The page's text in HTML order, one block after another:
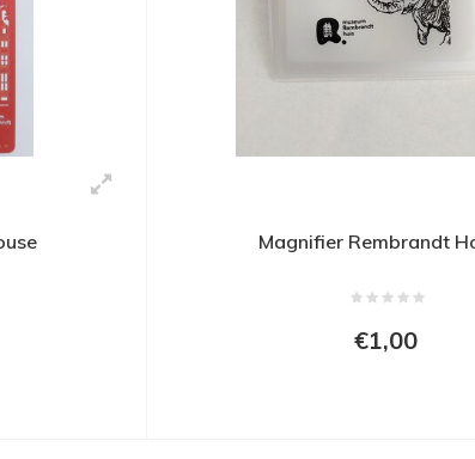
Magnifier Rembrandt
€1,00